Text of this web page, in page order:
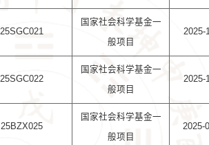
25SGC021
国家社会科学基金一
般项目
2025-
25SGC022
国家社会科学基金一
般项目
2025-
25BZX025
国家社会科学基金一
般项目
2025-